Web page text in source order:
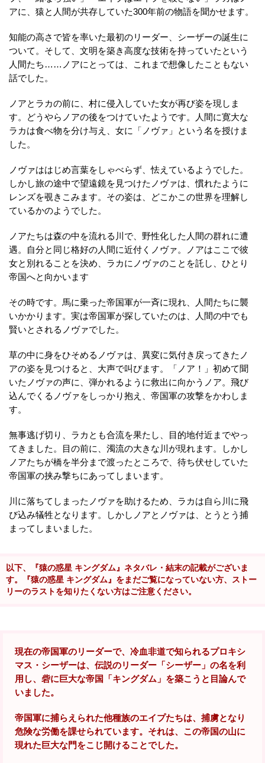
アに、猿と人間が共存していた300年前の物語を聞かせます。
知能の高さで皆を率いた最初のリーダー、シーザーの誕生に
ついて。そして、文明を築き高度な技術を持っていたという
人間たち……ノアにとっては、これまで想像したこともない
話でした。
ノアとラカの前に、村に侵入していた女が再び姿を現しま
す。どうやらノアの後をつけていたようです。人間に寛大な
ラカは食べ物を分け与え、女に「ノヴァ」という名を授けま
した。
ノヴァははじめ言葉をしゃべらず、怯えているようでした。
しかし旅の途中で望遠鏡を見つけたノヴァは、慣れたように
レンズを覗きこみます。その姿は、どこかこの世界を理解し
ているかのようでした。
ノアたちは森の中を流れる川で、野性化した人間の群れに遭
遇。自分と同じ格好の人間に近付くノヴァ。ノアはここで彼
女と別れることを決め、ラカにノヴァのことを託し、ひとり
帝国へと向かいます
その時です。馬に乗った帝国軍が一斉に現れ、人間たちに襲
いかかります。実は帝国軍が探していたのは、人間の中でも
賢いとされるノヴァでした。
草の中に身をひそめるノヴァは、異変に気付き戻ってきたノ
アの姿を見つけると、大声で叫びます。「ノア！」初めて聞
いたノヴァの声に、弾かれるように救出に向かうノア。飛び
込んでくるノヴァをしっかり抱え、帝国軍の攻撃をかわしま
す。
無事逃げ切り、ラカとも合流を果たし、目的地付近までやっ
てきました。目の前に、濁流の大きな川が現れます。しかし
ノアたちが橋を半分まで渡ったところで、待ち伏せしていた
帝国軍の挟み撃ちにあってしまいます。
川に落ちてしまったノヴァを助けるため、ラカは自ら川に飛
び込み犠牲となります。しかしノアとノヴァは、とうとう捕
まってしまいました。
以下、『猿の惑星 キングダム』ネタバレ・結末の記載がございま
す。『猿の惑星 キングダム』をまだご覧になっていない方、ストー
リーのラストを知りたくない方はご注意ください。
現在の帝国軍のリーダーで、冷血非道で知られるプロキシ
マス・シーザーは、伝説のリーダー「シーザー」の名を利
用し、砦に巨大な帝国「キングダム」を築こうと目論んで
いました。
帝国軍に捕らえられた他種族のエイプたちは、捕虜となり
危険な労働を課せられています。それは、この帝国の山に
現れた巨大な門をこじ開けることでした。